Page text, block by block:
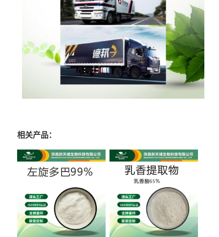
相关产品：